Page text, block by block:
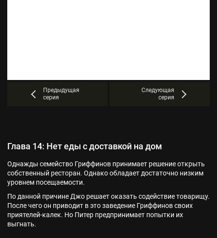
Предыдущая
серия
Следующая
серия
Глава 14: Нет еды с доставкой на дом
Однажды семейство Гриффинов принимает решение открыть
собственный ресторан. Однако обладает достаточно низким
уровнем посещаемости.
По данной причине Джо решает оказать содействие товарищу.
После чего он приводит в это заведение Гриффинов своих
приятелей-калек. Но Питер предпринимает попытки их
выгнать.